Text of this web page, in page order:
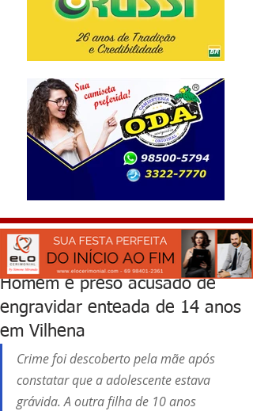
Homem é preso acusado de
engravidar enteada de 14 anos
em Vilhena
Crime foi descoberto pela mãe após
constatar que a adolescente estava
grávida. A outra filha de 10 anos